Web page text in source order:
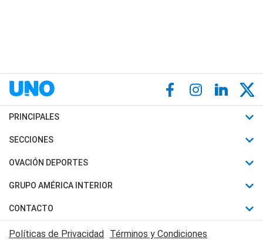
PRINCIPALES
Últimas Noticias
Política
Judiciales
Economia
SECCIONES
Horóscopo
Motores
Trucos caseros
Series y Películas
OVACIÓN DEPORTES
Fútbol
Mundial
Automovilismo
GRUPO AMÉRICA INTERIOR
Canal 7 en Vivo
CONTACTO
Acerca de Nosotros
Políticas de Privacidad Términos y Condiciones